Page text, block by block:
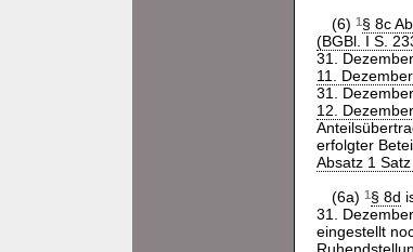
(6) 1 § 8c
(BGBl. I S.
31.
11.
31.
12.
erfolgter
Absatz 1
(6a) 1 § 8d
31.
eingestellt